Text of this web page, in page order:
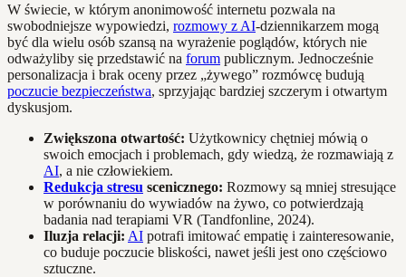
W świecie, w którym anonimowość internetu pozwala na
swobodniejsze wypowiedzi, rozmowy z AI-dziennikarzem mogą
być dla wielu osób szansą na wyrażenie poglądów, których nie
odważyliby się przedstawić na forum publicznym. Jednocześnie
personalizacja i brak oceny przez „żywego” rozmówcę budują
poczucie bezpieczeństwa, sprzyjając bardziej szczerym i otwartym
dyskusjom.
Zwiększona otwartość: Użytkownicy chętniej mówią o
swoich emocjach i problemach, gdy wiedzą, że rozmawiają z
AI, a nie człowiekiem.
Redukcja stresu scenicznego: Rozmowy są mniej stresujące
w porównaniu do wywiadów na żywo, co potwierdzają
badania nad terapiami VR (Tandfonline, 2024).
Iluzja relacji: AI potrafi imitować empatię i zainteresowanie,
co buduje poczucie bliskości, nawet jeśli jest ono częściowo
sztuczne.